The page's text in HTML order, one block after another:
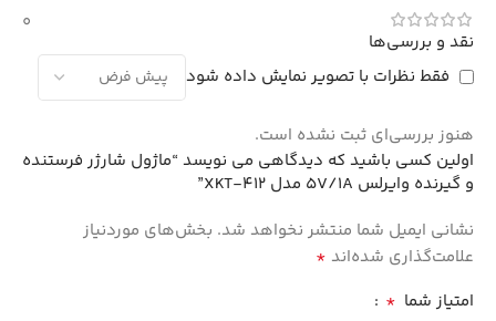
0
نقد و بررسی‌ها
فقط نظرات با تصویر نمایش داده شود
هنوز بررسی‌ای ثبت نشده است.
اولین کسی باشید که دیدگاهی می نویسد “ماژول شارژر فرستنده
و گیرنده وایرلس 5V/1A مدل XKT-412”
نشانی ایمیل شما منتشر نخواهد شد. بخش‌های موردنیاز
علامت‌گذاری شده‌اند *
امتیاز شما *